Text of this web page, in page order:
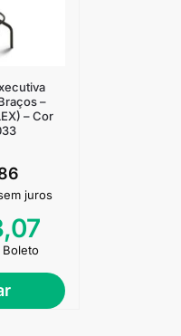
–
– Cor
juros